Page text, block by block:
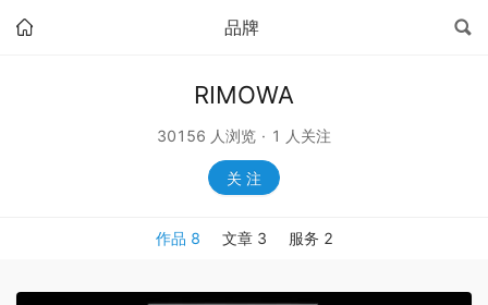
品牌
RIMOWA
30156 人浏览 · 1 人关注
关 注
作品 8 文章 3 服务 2